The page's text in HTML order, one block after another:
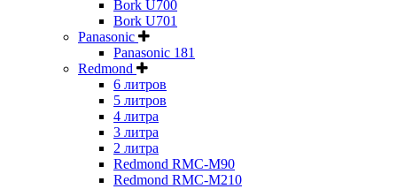
Bork U700
Bork U701
Panasonic
Panasonic 181
Redmond
6 литров
5 литров
4 литра
3 литра
2 литра
Redmond RMC-M90
Redmond RMC-M210